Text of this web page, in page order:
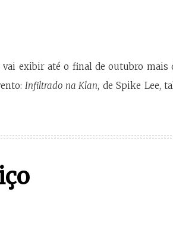
exibir até o final de outubro mais
Infiltrado na Klan, de Spike Lee,